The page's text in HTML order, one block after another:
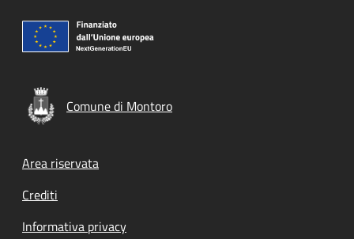
Comune di Montoro
Footer menu
Area riservata
Crediti
Informativa privacy